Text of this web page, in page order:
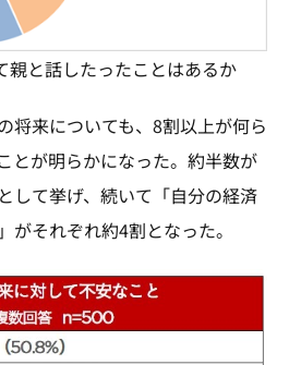
親と話したったことはあるか
将来についても、8割以上が何ら
とが明らかになった。約半数が
して挙げ、続いて「自分の経済
がそれぞれ約4割となった。